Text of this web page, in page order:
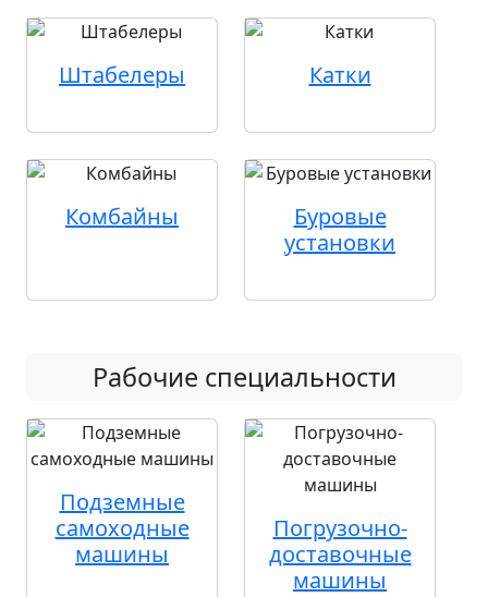
Штабелеры Катки
Комбайны
Буровые
установки
Рабочие специальности
Подземные
самоходные
машины
Погрузочно-
доставочные
машины